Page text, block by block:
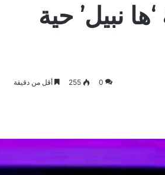
نبيل’ حية
0
255 أقل من دقيقة